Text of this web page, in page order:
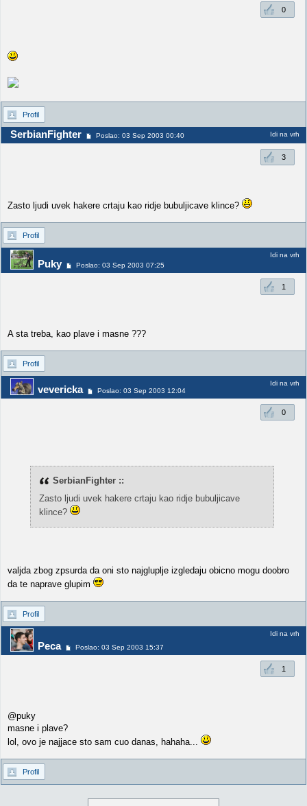
0
Profil
SerbianFighter Poslao: 03 Sep 2003 00:40 Idi na vrh
3
Zasto ljudi uvek hakere crtaju kao ridje bubuljicave klince?
Profil
Puky Poslao: 03 Sep 2003 07:25
Idi na vrh
1
A sta treba, kao plave i masne ???
Profil
vevericka Poslao: 03 Sep 2003 12:04
Idi na vrh
0
SerbianFighter ::
Zasto ljudi uvek hakere crtaju kao ridje bubuljicave
klince?
valjda zbog zpsurda da oni sto najgluplje izgledaju obicno mogu doobro
da te naprave glupim
Profil
Peca Poslao: 03 Sep 2003 15:37
Idi na vrh
1
@puky
masne i plave?
lol, ovo je najjace sto sam cuo danas, hahaha...
Profil